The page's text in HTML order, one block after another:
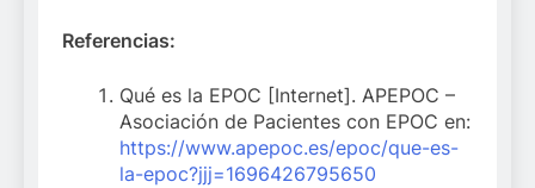
Referencias:
Qué es la EPOC [Internet]. APEPOC –
Asociación de Pacientes con EPOC en:
https://www.apepoc.es/epoc/que-es-
la-epoc?jjj=1696426795650